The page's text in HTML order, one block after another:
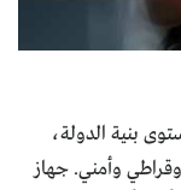
بنية الدولة،
وأمني. جهاز